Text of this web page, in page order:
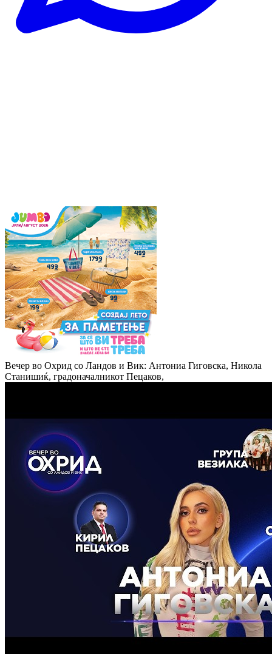
Вечер во Охрид со Ландов и Вик: Антониа Гиговска, Никола
Станишиќ, градоначалникот Пецаков,